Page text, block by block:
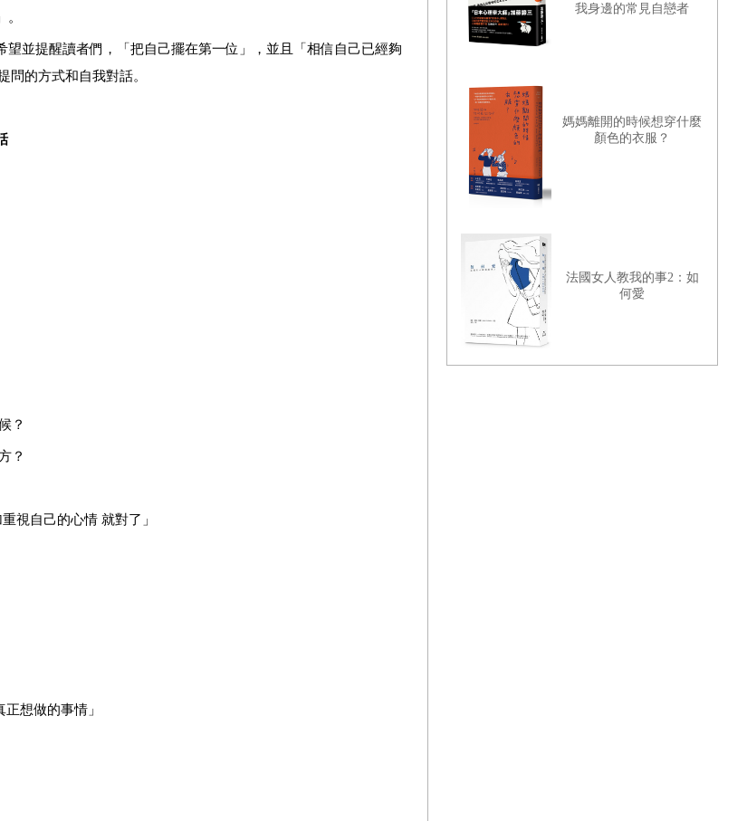
並提醒讀者們，「把自己擺在第一位」，並且「相信自己已經夠
問的方式和自我對話。
？
？
視自己的心情 就對了」
想做的事情」
我身邊的常見自戀者
媽媽離開的時候想穿什麼
顏色的衣服？
法國女人教我的事2：如
何愛